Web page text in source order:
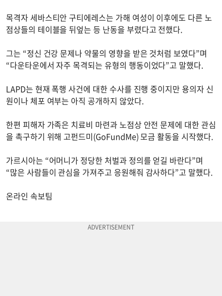
목격자 세바스티안 구티에레스는 가해 여성이 이후에도 다른 노
점상들의 테이블을 뒤엎는 등 난동을 부렸다고 전했다.
그는 “정신 건강 문제나 약물의 영향을 받은 것처럼 보였다”며
“다운타운에서 자주 목격되는 유형의 행동이었다”고 말했다.
LAPD는 현재 폭행 사건에 대한 수사를 진행 중이지만 용의자 신
원이나 체포 여부는 아직 공개하지 않았다.
한편 피해자 가족은 치료비 마련과 노점상 안전 문제에 대한 관심
을 촉구하기 위해 고펀드미(GoFundMe) 모금 활동을 시작했다.
가르시아는 “어머니가 정당한 처벌과 정의를 얻길 바란다”며
“많은 사람들이 관심을 가져주고 응원해줘 감사하다”고 말했다.
온라인 속보팀